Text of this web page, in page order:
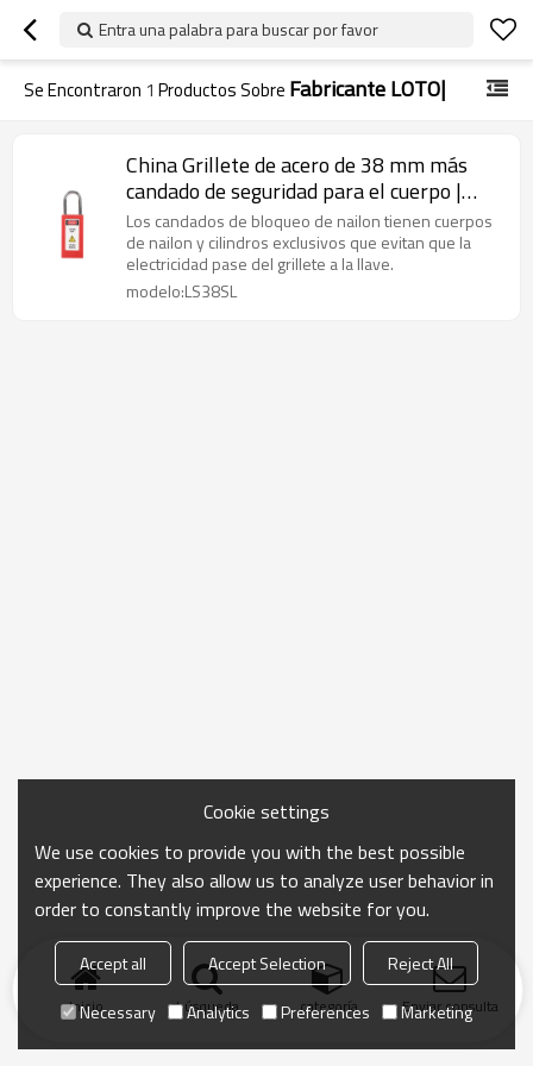
Entra una palabra para buscar por favor
Se Encontraron 1 Productos Sobre Fabricante LOTO|
China Grillete de acero de 38 mm más
candado de seguridad para el cuerpo |
Fabricante LOTO|Fabricación de
cerraduras Lita
Los candados de bloqueo de nailon tienen cuerpos
de nailon y cilindros exclusivos que evitan que la
electricidad pase del grillete a la llave.
modelo:LS38SL
Inicio búsqueda categoría Enviar consulta
Cookie settings
We use cookies to provide you with the best possible
experience. They also allow us to analyze user behavior in
order to constantly improve the website for you.
Accept all Accept Selection
Reject All
Necessary
Analytics Preferences Marketing